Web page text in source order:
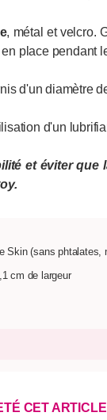
, métal et velcro.
place pendant
d'un diamètre
d'un
et éviter que
Skin (sans phtalates,
cm de largeur
CET